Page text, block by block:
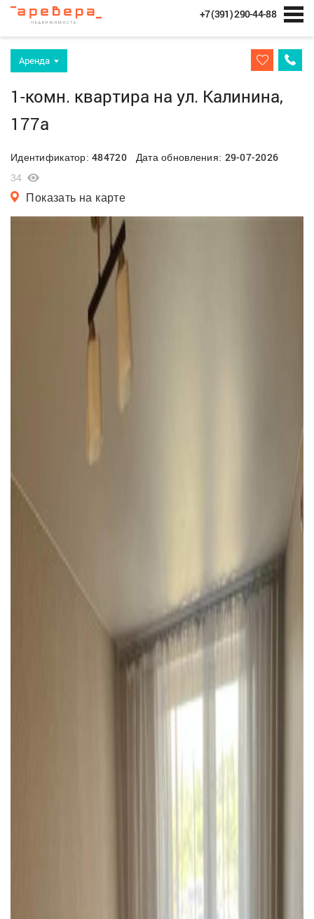
+7 (391) 290-44-88
Аренда
1-комн. квартира на ул. Калинина,
177а
Идентификатор:484720Дата обновления: 29-07-2026
34
Показать на карте